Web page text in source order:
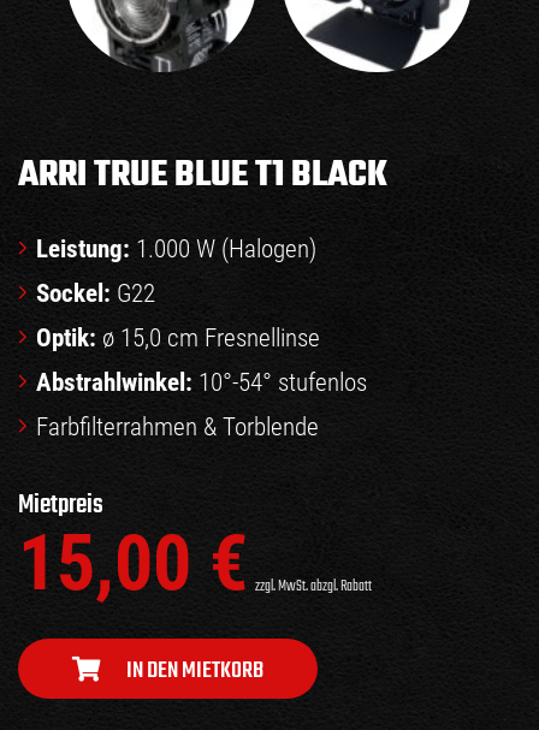
ARRI TRUE BLUE T1 BLACK
Leistung: 1.000 W (Halogen)
Sockel: G22
Optik: ø 15,0 cm Fresnellinse
Abstrahlwinkel: 10°-54° stufenlos
Farbfilterrahmen & Torblende
Mietpreis
15,00 € zzgl. MwSt. abzgl. Rabatt
IN DEN MIETKORB